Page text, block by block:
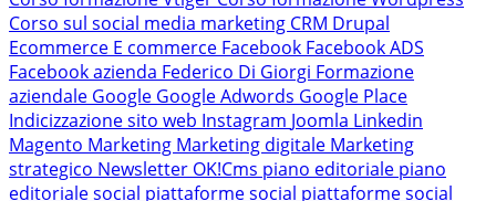
Corso sul social media marketing CRM Drupal
Ecommerce E commerce Facebook Facebook ADS
Facebook azienda Federico Di Giorgi Formazione
aziendale Google Google Adwords Google Place
Indicizzazione sito web Instagram Joomla Linkedin
Magento Marketing Marketing digitale Marketing
strategico Newsletter OK!Cms piano editoriale piano
editoriale social piattaforme social piattaforme social